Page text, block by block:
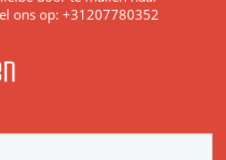
ons op: +31207780352